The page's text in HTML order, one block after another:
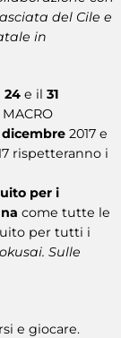
del Cile e
in
24 e il 31
dicembre 2017 e
rispetteranno i
per i
come tutte le
per tutti i
Sulle
e giocare.